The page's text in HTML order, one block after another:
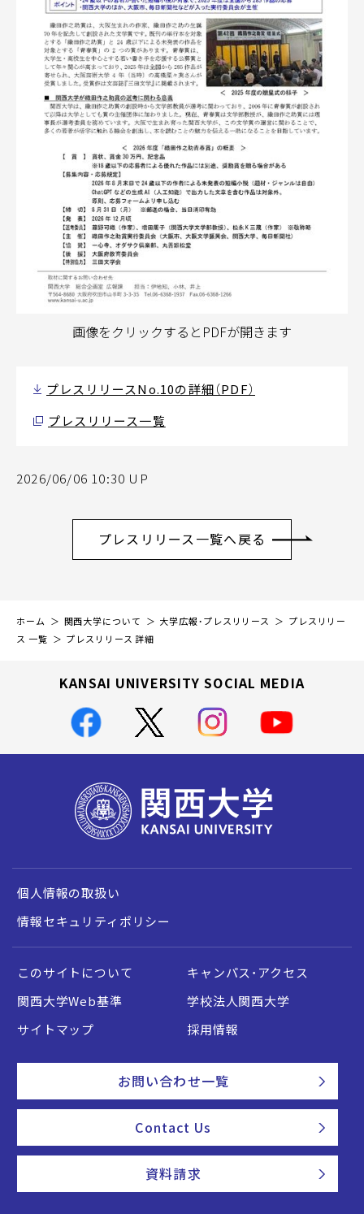
画像をクリックするとPDFが開きます
プレスリリースNo.10の詳細（PDF）
プレスリリース一覧
2026/06/06 10:30 UP
プレスリリース一覧へ戻る
ホーム 関西大学について 大学広報・プレスリリース
プレスリリー
ス 一覧
プレスリリース 詳細
KANSAI UNIVERSITY SOCIAL MEDIA
個人情報の取扱い
情報セキュリティポリシー
このサイトについて
キャンパス・アクセス
関西大学Web基準
学校法人関西大学
サイトマップ
採用情報
お問い合わせ一覧
Contact Us
資料請求